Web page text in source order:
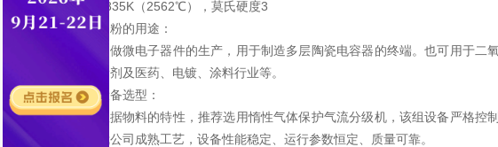
2835K（2562℃），莫氏硬度3
铜粉的用途：
用做微电子器件的生产，用于制造多层陶瓷电容器的终端。也可用于
滑剂及医药、电镀、涂料行业等。
设备选型：
根据物料的特性，推荐选用惰性气体保护气流分级机，该组设备严格控
我公司成熟工艺，设备性能稳定、运行参数恒定、质量可靠。